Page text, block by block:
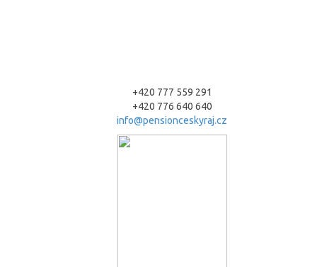
+420 777 559 291
+420 776 640 640
info@pensionceskyraj.cz